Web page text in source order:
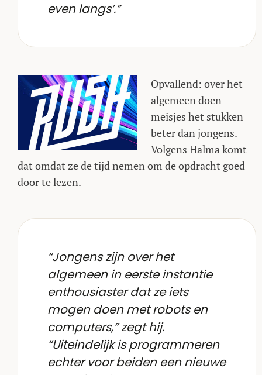
even langs’.”
Opvallend: over het
algemeen doen
meisjes het stukken
beter dan jongens.
Volgens Halma komt
dat omdat ze de tijd nemen om de opdracht goed
door te lezen.
“Jongens zijn over het
algemeen in eerste instantie
enthousiaster dat ze iets
mogen doen met robots en
computers,” zegt hij.
“Uiteindelijk is programmeren
echter voor beiden een nieuwe